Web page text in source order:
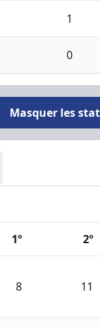
1
0
Masquer les
1º 2º
8 11